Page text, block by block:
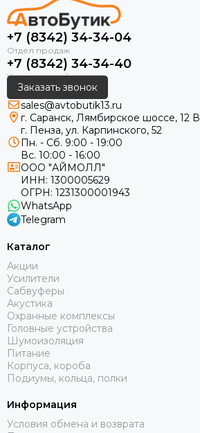
+7 (8342) 34-34-04
+7 (8342) 34-34-40
Заказать звонок
sales@avtobutik13.ru
г. Саранск, Лямбирское шоссе, 12 В
г. Пенза, ул. Карпинского, 52
Пн. - Сб. 9:00 - 19:00
Вс. 10:00 - 16:00
ООО "АЙМОЛЛ"
ИНН: 1300005629
ОГРН: 1231300001943
WhatsApp
Telegram
Каталог
Акции
Усилители
Сабвуферы
Акустика
Охранные комплексы
Головные устройства
Шумоизоляция
Питание
Корпуса, короба
Подиумы, кольца, полки
Информация
Условия обмена и возврата